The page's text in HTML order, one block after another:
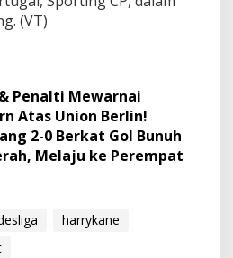
(VT)
Penalti Mewarnai
Atas Union Berlin!
2-0 Berkat Gol Bunuh
Melaju ke Perempat
harrykane